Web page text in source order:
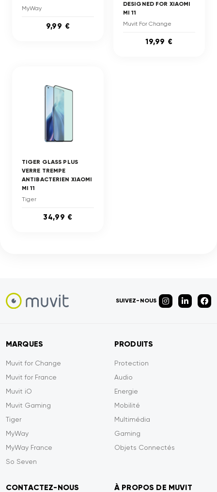
MyWay
9,99 €
DESIGNED FOR XIAOMI
MI 11
Muvit For Change
19,99 €
TIGER GLASS PLUS
VERRE TREMPE
ANTIBACTERIEN XIAOMI
MI 11
Tiger
34,99 €
SUIVEZ-NOUS
MARQUES
Muvit for Change
Muvit for France
Muvit iO
Muvit Gaming
Tiger
MyWay
MyWay France
So Seven
PRODUITS
Protection
Audio
Energie
Mobilité
Multimédia
Gaming
Objets Connectés
CONTACTEZ-NOUS À PROPOS DE MUVIT